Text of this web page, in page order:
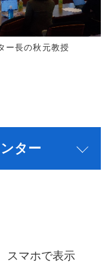
ー長の秋元教授
ター
スマホで表示